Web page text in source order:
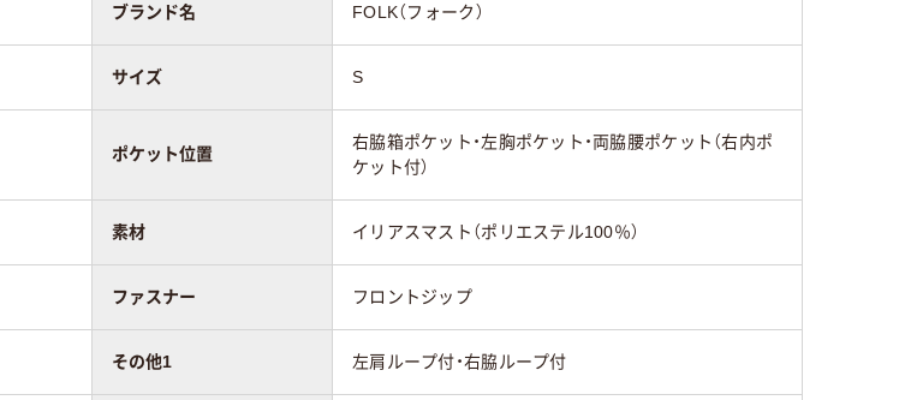
ブランド名 FOLK（フォーク）
サイズ S
ポケット位置
右脇箱ポケット・左胸ポケット・両脇腰ポケット（右内ポ
ケット付）
素材 イリアスマスト（ポリエステル100％）
ファスナー フロントジップ
その他1 左肩ループ付・右脇ループ付